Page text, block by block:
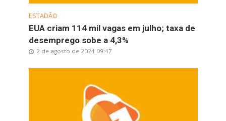
ESTADÃO
EUA criam 114 mil vagas em julho; taxa de
desemprego sobe a 4,3%
2 de agosto de 2024 09:47